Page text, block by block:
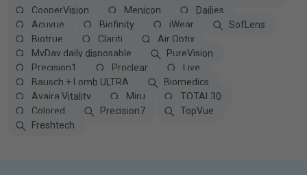
CooperVision
Menicon
Dailies
Acuvue
Biofinity iWear
SofLens
Biotrue
Clariti
Air Optix
MyDay daily disposable
PureVision
Precision1
Proclear
Live
Bausch + Lomb ULTRA
Biomedics
Avaira Vitality
Miru
TOTAL30
Colored
Precision7
TopVue
Freshtech